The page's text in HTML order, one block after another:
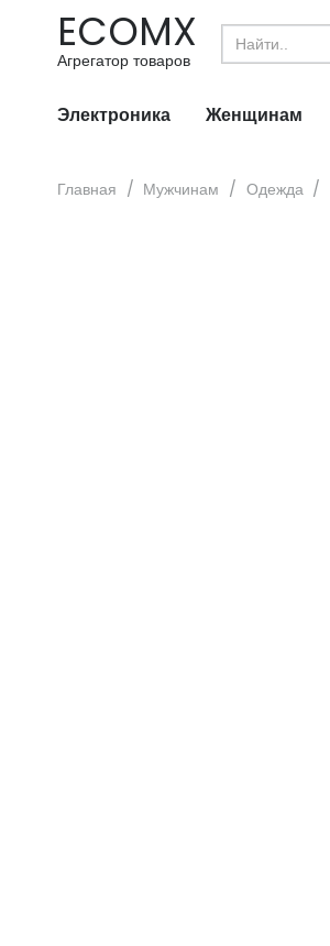
ECOMX
Агрегатор товаров
Search
for:
Электроника Женщинам
Главная / Мужчинам / Одежда /